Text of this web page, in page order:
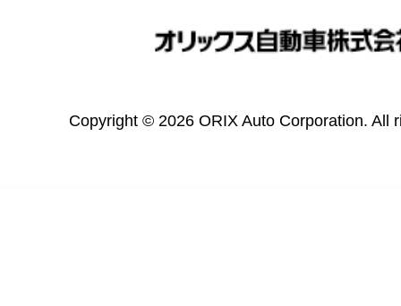
Copyright © 2026 ORIX Auto Corporation. All